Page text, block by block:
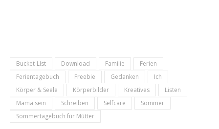
Bucket-LIst Download Familie
Ferien
Ferientagebuch
Freebie Gedanken
Ich
Körper & Seele
Körperbilder Kreatives
Listen
Mama sein
Schreiben Selfcare
Sommer
Sommertagebuch für Mütter